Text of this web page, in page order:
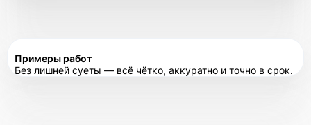
Примеры работ
Без лишней суеты — всё чётко, аккуратно и точно в срок.